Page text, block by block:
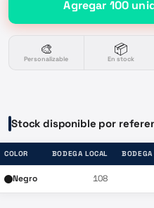
Agregar 100
🎨
Personalizable
📦
En stock
Stock disponible por
COLOR BODEGA LOCAL BODEGA
Negro 108